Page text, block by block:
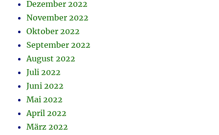
Dezember 2022
November 2022
Oktober 2022
September 2022
August 2022
Juli 2022
Juni 2022
Mai 2022
April 2022
März 2022